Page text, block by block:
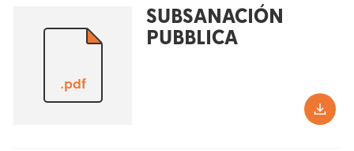
.pdf
SUBSANACIÓN
PUBBLICA